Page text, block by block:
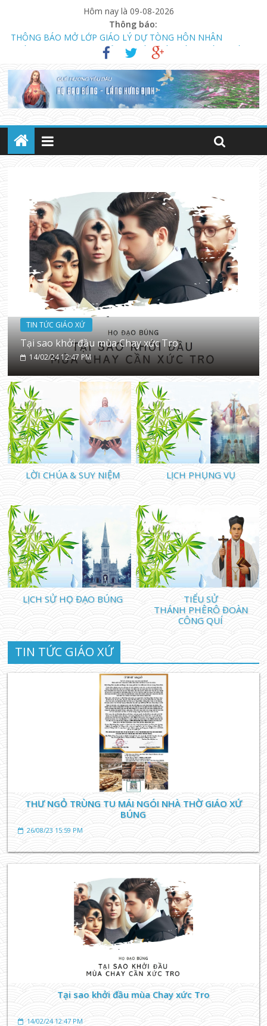
Hôm nay là 09-08-2026
Thông báo:
NGÀY 13.08.2023 KHAI GIẢNG KHÓA GIÁO LÝ DỰ TÒNG VÀ
HÔN NHÂN (LÚC 18 GIỜ)
CHƯƠNG TRÌNH MỤC VỤ TUẦN THÁNH NĂM 2023
THÔNG BÁO MỞ LỚP GIÁO LÝ DỰ TÒNG HÔN NHÂN
TIN TỨC GIÁO XỨ
Tại sao khởi đầu mùa Chay xức Tro
14/02/24 12:47 PM
TIN TỨC GIÁO XỨ
40 ngày Chay Thánh - Họ Đạo Búng
13/02/24 20:25 PM
Tháng 10 - suy niệm kinh Mân Côi lấy Chúa Kitô là
Lòng tôn kính thứ Năm đầu tháng
06/09/23 10:10 AM
LỜI CHÚA & SUY NIỆM LỊCH PHỤNG VỤ
LỊCH SỬ HỌ ĐẠO BÚNG
TIỂU SỬ
THÁNH PHÊRÔ ĐOÀN
CÔNG QUÍ
TIN TỨC GIÁO XỨ
THƯ NGỎ TRÙNG TU MÁI NGÓI NHÀ THỜ GIÁO XỨ
BÚNG
26/08/23 15:59 PM
Tại sao khởi đầu mùa Chay xức Tro
14/02/24 12:47 PM